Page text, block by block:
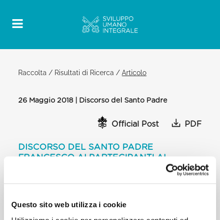
Questo sito web utilizza i cookie
Raccolta / Risultati di Ricerca /Articolo
26 Maggio 2018 | Discorso del Santo Padre
Official Post PDF
DISCORSO DEL SANTO PADRE
FRANCESCO AI PARTECIPANTI AL
CONVEGNO ORGANIZZATO DALLA
FONDAZIONE “CENTESIMUS ANNUS –
SALA REGIA